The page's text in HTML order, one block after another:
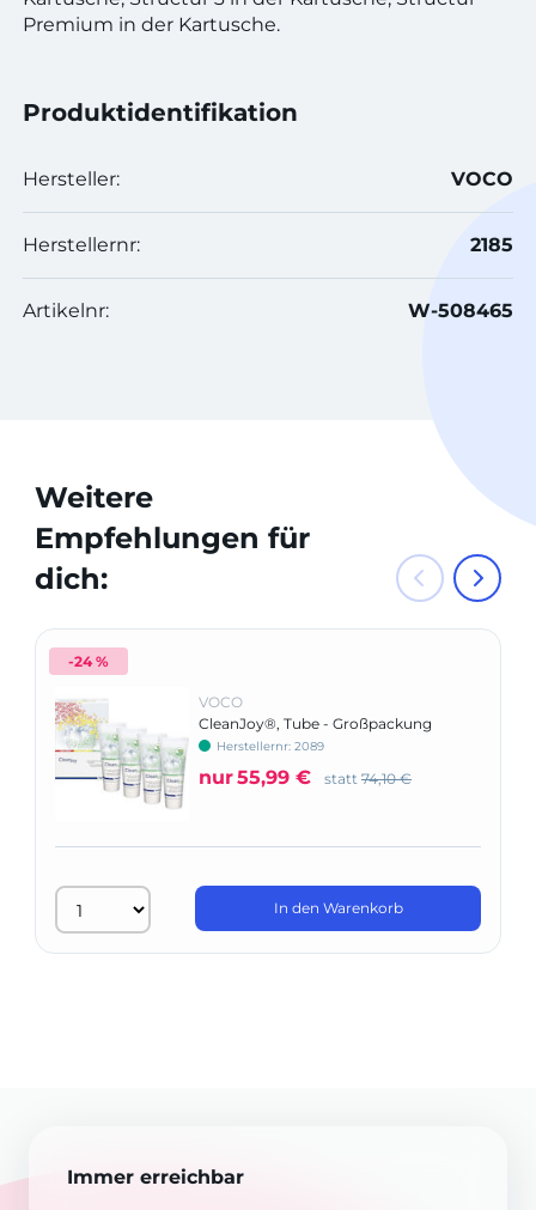
Premium in der Kartusche.
Produktidentifikation
Hersteller: VOCO
Herstellernr: 2185
Artikelnr: W-508465
Weitere
Empfehlungen für
dich:
-24 %
VOCO
CleanJoy®, Tube - Großpackung
Herstellernr: 2089
nur55,99 € statt 74,10 €
In den Warenkorb
Immer erreichbar